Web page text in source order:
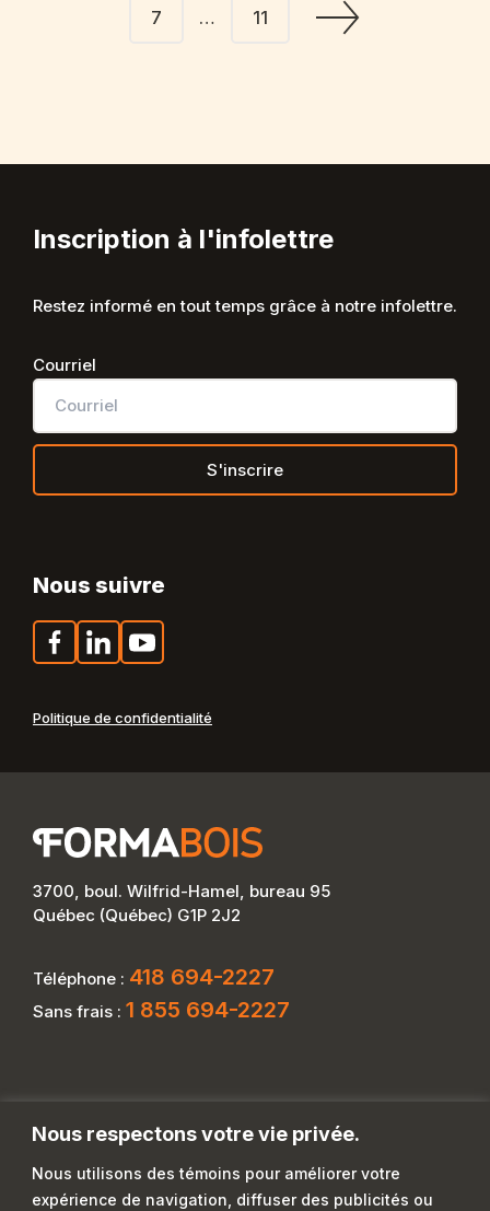
Nous respectons votre vie privée.
Nous utilisons des témoins pour améliorer votre
expérience de navigation, diffuser des publicités ou
7 … 11
3700, boul. Wilfrid-Hamel, bureau 95
Québec (Québec) G1P 2J2
Téléphone : 418 694-2227
Sans frais : 1 855 694-2227
Inscription à l'infolettre
Restez informé en tout temps grâce à notre infolettre.
Courriel
Nous suivre
Politique de confidentialité